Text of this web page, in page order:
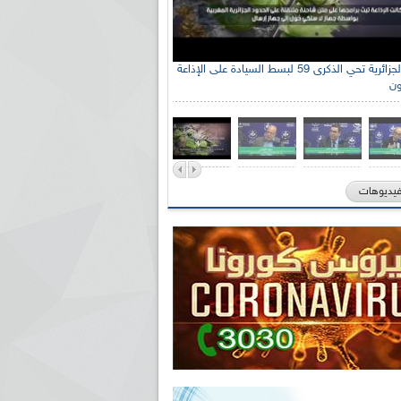
الإذاعة الجزائرية تحي الذكرى 59 لبسط السيادة على الإذاعة